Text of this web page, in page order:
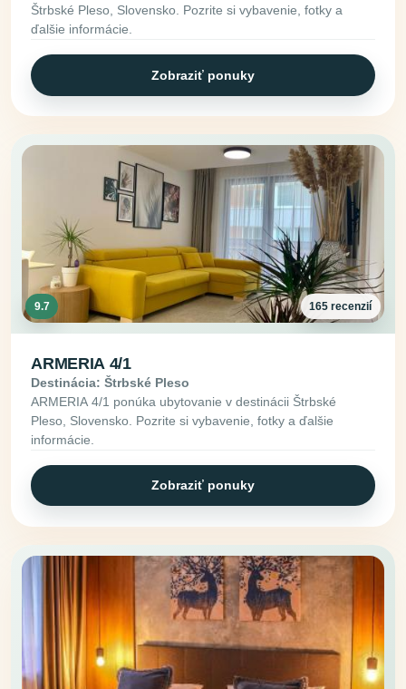
Štrbské Pleso, Slovensko. Pozrite si vybavenie, fotky a
ďalšie informácie.
Zobraziť ponuky
9.7 165 recenzií
ARMERIA 4/1
Destinácia: Štrbské Pleso
ARMERIA 4/1 ponúka ubytovanie v destinácii Štrbské
Pleso, Slovensko. Pozrite si vybavenie, fotky a ďalšie
informácie.
Zobraziť ponuky